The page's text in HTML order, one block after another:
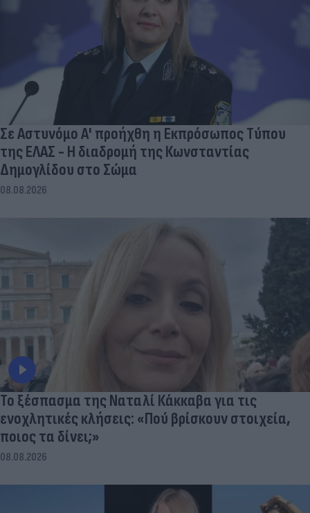
Σε Αστυνόμο Α' προήχθη η Εκπρόσωπος Τύπου
της ΕΛΑΣ - Η διαδρομή της Κωνσταντίας
Δημογλίδου στο Σώμα
08.08.2026
Το ξέσπασμα της Ναταλί Κάκκαβα για τις
ενοχλητικές κλήσεις: «Πού βρίσκουν στοιχεία,
ποιος τα δίνει;»
08.08.2026